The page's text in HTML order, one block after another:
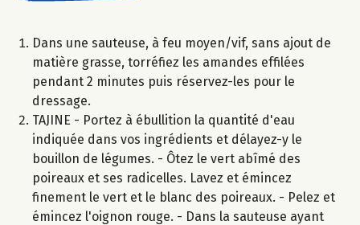
Dans une sauteuse, à feu moyen/vif, sans ajout de
matière grasse, torréfiez les amandes effilées
pendant 2 minutes puis réservez-les pour le
dressage.
TAJINE - Portez à ébullition la quantité d'eau
indiquée dans vos ingrédients et délayez-y le
bouillon de légumes. - Ôtez le vert abîmé des
poireaux et ses radicelles. Lavez et émincez
finement le vert et le blanc des poireaux. - Pelez et
émincez l'oignon rouge. - Dans la sauteuse ayant